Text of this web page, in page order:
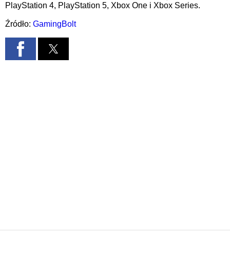
PlayStation 4, PlayStation 5, Xbox One i Xbox Series.
Źródło: GamingBolt